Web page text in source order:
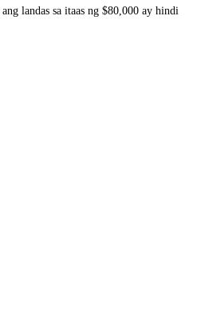
landas sa itaas ng $80,000 ay hindi